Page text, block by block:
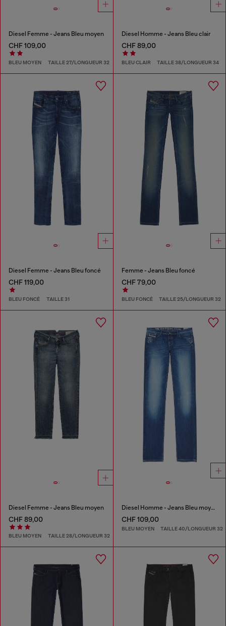
Diesel Femme - Jeans Bleu moyen
CHF 109,00
BLEU MOYEN TAILLE 27/LONGUEUR 32
Diesel Homme - Jeans Bleu clair
CHF 89,00
BLEU CLAIR TAILLE 38/LONGUEUR 34
Diesel Femme - Jeans Bleu foncé
CHF 119,00
BLEU FONCÉ TAILLE 31
Femme - Jeans Bleu foncé
CHF 79,00
BLEU FONCÉ TAILLE 25/LONGUEUR 32
Diesel Femme - Jeans Bleu moyen
CHF 89,00
BLEU MOYEN TAILLE 28/LONGUEUR 32
Diesel Homme - Jeans Bleu moyen
CHF 109,00
BLEU MOYEN TAILLE 40/LONGUEUR 32